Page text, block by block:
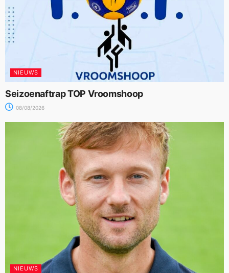
NIEUWS
Seizoenaftrap TOP Vroomshoop
08/08/2026
NIEUWS